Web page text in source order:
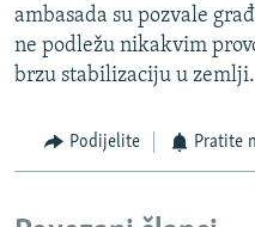
ambasada su pozvale
ne podležu nikakvim
brzu stabilizaciju u zemlji.
Podijelite Pratite